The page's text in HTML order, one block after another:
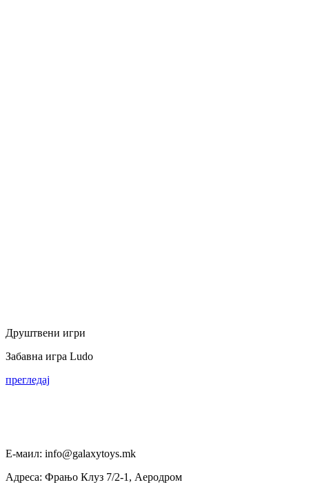
Друштвени игри
Забавна игра Ludo
прегледај
Е-маил: info@galaxytoys.mk
Адреса: Фрањо Клуз 7/2-1, Аеродром